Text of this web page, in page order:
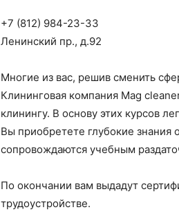
+7 (812) 984-23-33
Ленинский пр., д.92
Многие из вас, решив сменить
Клининговая компания Mag
клинингу. В основу этих курсов
Вы приобретете глубокие знания
сопровождаются учебным
По окончании вам выдадут
трудоустройстве.